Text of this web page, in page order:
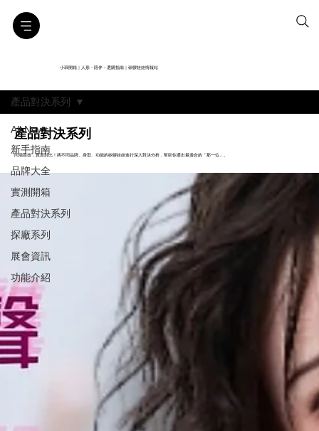
小班開箱｜人形・陪伴・選購指南｜矽膠娃娃情報站
All News
新手指南
品牌大全
實測開箱
產品對決系列
探廠系列
展會資訊
功能介紹
產品對決系列
產品對決系列
同場競技，真實對比！將不同品牌、身型、功能的矽膠娃娃進行深入對決分析，幫助你選出最適合的「那一位」。